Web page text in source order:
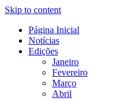
Skip to content
É Ribatejo –
Online
Revista Social Online
Página Inicial
Notícias
Edições
Janeiro
Fevereiro
Março
Abril